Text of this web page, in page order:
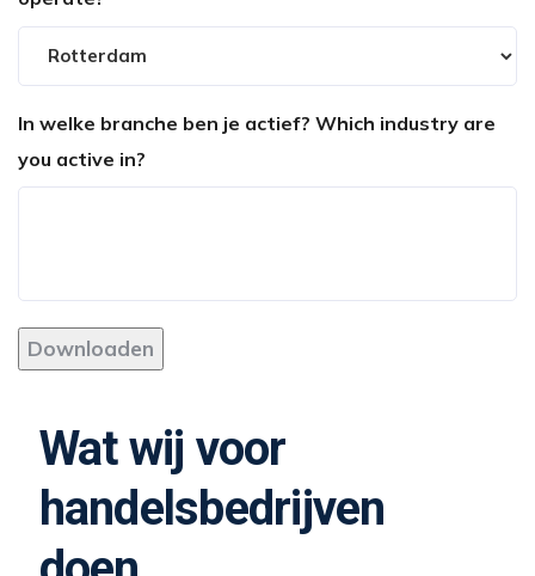
In welke branche ben je actief? Which industry are
you active in?
Downloaden
Wat wij voor
handelsbedrijven